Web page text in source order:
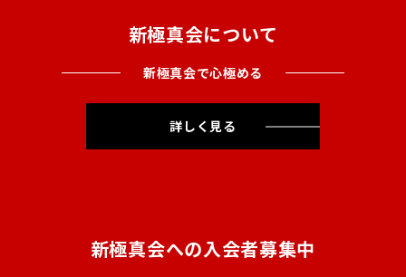
新極真会について
新極真会で心極める
詳しく見る
新極真会への入会者募集中